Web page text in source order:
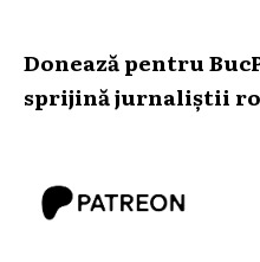
Donează pentru
sprijină jurnaliștii